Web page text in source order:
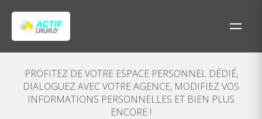
PROFITEZ DE VOTRE ESPACE PERSONNEL DÉDIÉ,
DIALOGUEZ AVEC VOTRE AGENCE, MODIFIEZ VOS
INFORMATIONS PERSONNELLES ET BIEN PLUS
ENCORE !